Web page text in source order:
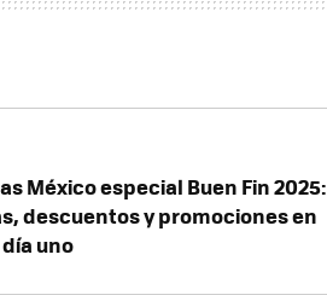
México especial Buen Fin 2025:
descuentos y promociones en
uno